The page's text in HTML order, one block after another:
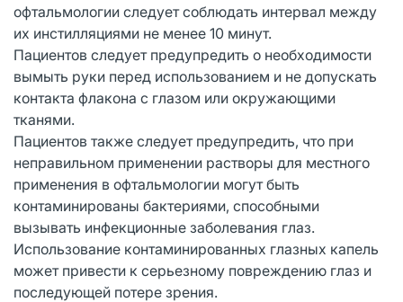
офтальмологии следует соблюдать интервал между
их инстилляциями не менее 10 минут.
Пациентов следует предупредить о необходимости
вымыть руки перед использованием и не допускать
контакта флакона с глазом или окружающими
тканями.
Пациентов также следует предупредить, что при
неправильном применении растворы для местного
применения в офтальмологии могут быть
контаминированы бактериями, способными
вызывать инфекционные заболевания глаз.
Использование контаминированных глазных капель
может привести к серьезному повреждению глаз и
последующей потере зрения.